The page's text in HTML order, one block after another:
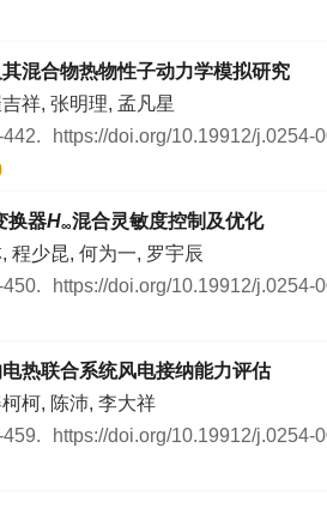
混合物热物性子动力学模拟研究
祥, 张明理, 孟凡星
https://doi.org/10.19912/j.0254-
换器H∞混合灵敏度控制及优化
程少昆, 何为一, 罗宇辰
https://doi.org/10.19912/j.0254-
热联合系统风电接纳能力评估
柯, 陈沛, 李大祥
https://doi.org/10.19912/j.0254-